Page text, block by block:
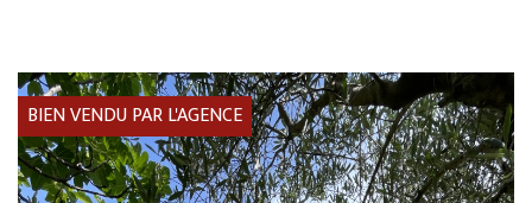
BIEN VENDU PAR L'AGENCE